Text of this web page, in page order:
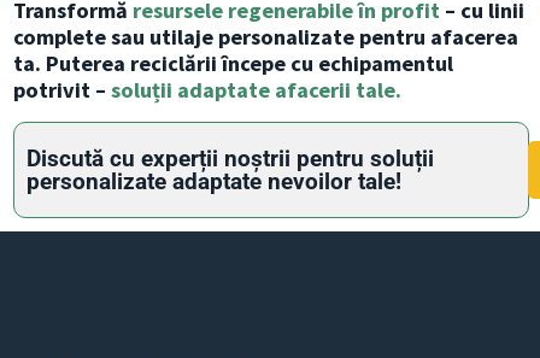
Transformă resursele regenerabile în profit – cu linii
complete sau utilaje personalizate pentru afacerea
ta. Puterea reciclării începe cu echipamentul
potrivit – soluții adaptate afacerii tale.
Discută cu experții noștrii pentru soluții
personalizate adaptate nevoilor tale!